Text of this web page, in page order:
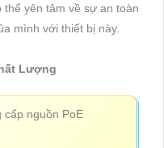
yên tâm về sự an toàn
mình với thiết bị này.
Lượng
cấp nguồn PoE